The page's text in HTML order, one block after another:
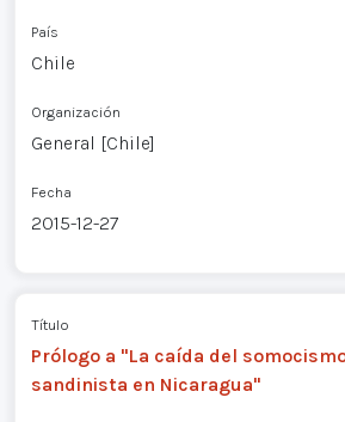
País
Chile
Organización
General [Chile]
Fecha
2015-12-27
Título
Prólogo a "La caída del
sandinista en Nicaragua"